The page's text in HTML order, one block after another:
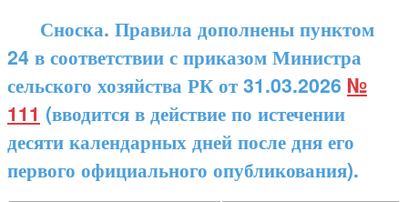
Сноска. Правила дополнены пунктом
24 в соответствии с приказом Министра
сельского хозяйства РК от 31.03.2026 №
111 (вводится в действие по истечении
десяти календарных дней после дня его
первого официального опубликования).